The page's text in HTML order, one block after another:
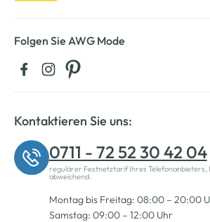
Folgen Sie AWG Mode
Kontaktieren Sie uns:
0711 - 72 52 30 42 04
regulärer Festnetztarif Ihres Telefonanbieters,
abweichend.
Montag bis Freitag: 08:00 – 20:00
Samstag: 09:00 – 12:00 Uhr